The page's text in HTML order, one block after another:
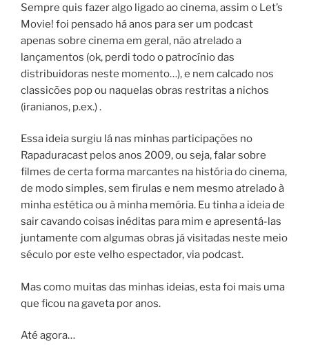
Sempre quis fazer algo ligado ao cinema, assim o Let’s
Movie! foi pensado há anos para ser um podcast
apenas sobre cinema em geral, não atrelado a
lançamentos (ok, perdi todo o patrocínio das
distribuidoras neste momento…), e nem calcado nos
classicões pop ou naquelas obras restritas a nichos
(iranianos, p.ex.) .
Essa ideia surgiu lá nas minhas participações no
Rapaduracast pelos anos 2009, ou seja, falar sobre
filmes de certa forma marcantes na história do cinema,
de modo simples, sem firulas e nem mesmo atrelado à
minha estética ou à minha memória. Eu tinha a ideia de
sair cavando coisas inéditas para mim e apresentá-las
juntamente com algumas obras já visitadas neste meio
século por este velho espectador, via podcast.
Mas como muitas das minhas ideias, esta foi mais uma
que ficou na gaveta por anos.
Até agora…